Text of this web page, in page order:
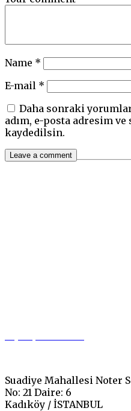
Name *
E-mail *
Daha sonraki
adım, e-posta adresim ve
kaydedilsin.
Suadiye Mahallesi Noter
No: 21 Daire: 6
Kadıköy / İSTANBUL